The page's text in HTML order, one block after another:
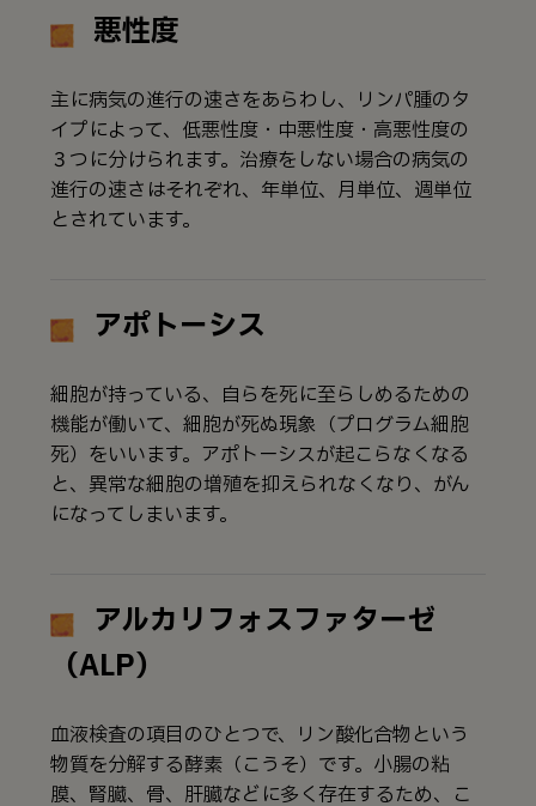
悪性度
主に病気の進行の速さをあらわし、リンパ腫のタ
イプによって、低悪性度・中悪性度・高悪性度の
３つに分けられます。治療をしない場合の病気の
進行の速さはそれぞれ、年単位、月単位、週単位
とされています。
アポトーシス
細胞が持っている、自らを死に至らしめるための
機能が働いて、細胞が死ぬ現象（プログラム細胞
死）をいいます。アポトーシスが起こらなくなる
と、異常な細胞の増殖を抑えられなくなり、がん
になってしまいます。
アルカリフォスファターゼ
（ALP）
血液検査の項目のひとつで、リン酸化合物という
物質を分解する酵素（こうそ）です。小腸の粘
膜、腎臓、骨、肝臓などに多く存在するため、こ